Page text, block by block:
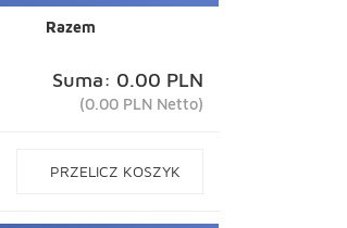
Razem
Suma: 0.00 PLN
(0.00 PLN Netto)
PRZELICZ KOSZYK